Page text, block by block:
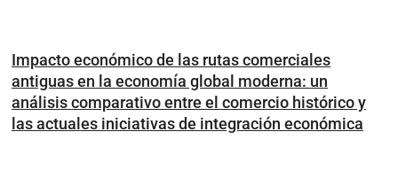
Impacto económico de las rutas comerciales
antiguas en la economía global moderna: un
análisis comparativo entre el comercio histórico y
las actuales iniciativas de integración económica